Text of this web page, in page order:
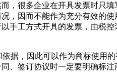
，很多企业在开具发票时只
，因而不能作为充分有效的使
手工方式开具的发票，由税
据，因此可以作为商标使用
、签订协议时一定要明确标